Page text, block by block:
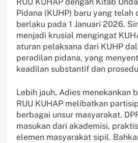
Pidana (KUHP) baru yang telah
berlaku pada 1 Januari 2026.
menjadi krusial mengingat
aturan pelaksana dari KUHP
peradilan pidana, yang
keadilan substantif dan
Lebih jauh, Adies menekankan
RUU KUHAP melibatkan
berbagai unsur masyarakat.
masukan dari akademisi,
elemen masyarakat sipil.